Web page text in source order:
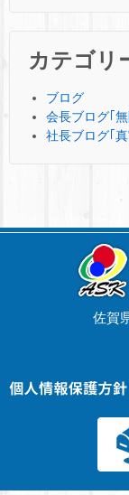
カテゴリ
ブログ
会長ブログ｢
社長ブログ｢
佐賀